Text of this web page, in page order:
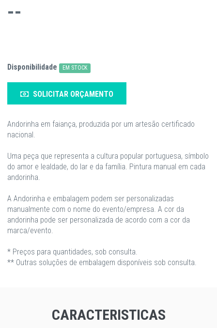
--
Disponibilidade EM STOCK
SOLICITAR ORÇAMENTO
Andorinha em faiança, produzida por um artesão certificado
nacional.
Uma peça que representa a cultura popular portuguesa, símbolo
do amor e lealdade, do lar e da família. Pintura manual em cada
andorinha.
A Andorinha e embalagem podem ser personalizadas
manualmente com o nome do evento/empresa. A cor da
andorinha pode ser personalizada de acordo com a cor da
marca/evento.
* Preços para quantidades, sob consulta.
** Outras soluções de embalagem disponíveis sob consulta.
CARACTERISTICAS